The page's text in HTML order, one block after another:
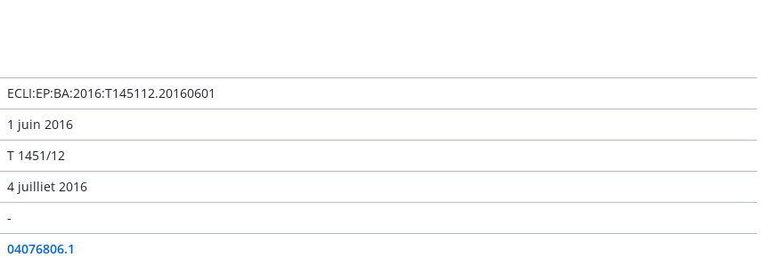
ECLI:EP:BA:2016:T145112.20160601
1 juin 2016
T 1451/12
4 juilliet 2016
-
04076806.1